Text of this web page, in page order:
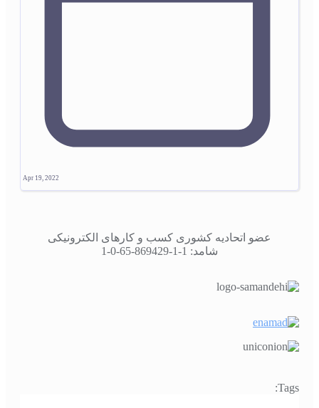
Apr 19, 2022
عضو اتحادیه کشوری کسب و کارهای الکترونیکی
شامد: 1-1-869429-65-0-1
Tags: